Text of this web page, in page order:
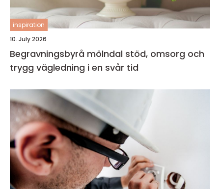
inspiration
10. July 2026
Begravningsbyrå mölndal stöd, omsorg och
trygg vägledning i en svår tid